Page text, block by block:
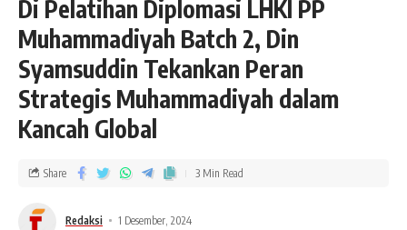
Di Pelatihan Diplomasi LHKI PP
Muhammadiyah Batch 2, Din
Syamsuddin Tekankan Peran
Strategis Muhammadiyah dalam
Kancah Global
Redaksi 1 Desember, 2024
Share 3 Min Read